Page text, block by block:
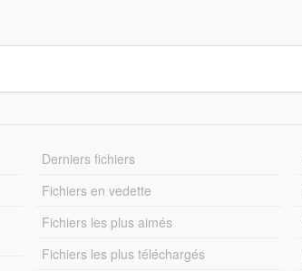
Derniers fichiers
Fichiers en vedette
Fichiers les plus aimés
Fichiers les plus téléchargés